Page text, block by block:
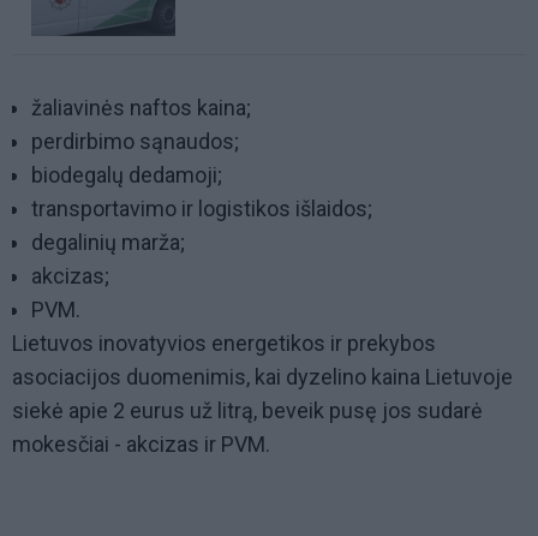
žaliavinės naftos kaina;
perdirbimo sąnaudos;
biodegalų dedamoji;
transportavimo ir logistikos išlaidos;
degalinių marža;
akcizas;
PVM.
Lietuvos inovatyvios energetikos ir prekybos
asociacijos duomenimis, kai dyzelino kaina Lietuvoje
siekė apie 2 eurus už litrą, beveik pusę jos sudarė
mokesčiai - akcizas ir PVM.